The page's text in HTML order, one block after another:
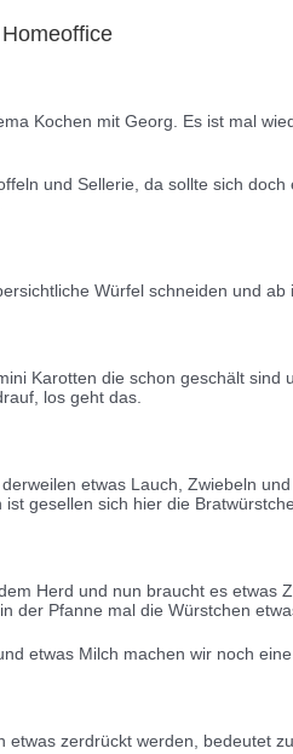
Kochen mit Georg. Es ist mal
und Sellerie, da sollte sich
Würfel schneiden und ab
Karotten die schon geschält
los geht das.
etwas Lauch, Zwiebeln
gesellen sich hier die
Herd und nun braucht es etwas
der Pfanne mal die Würstchen
etwas Milch machen wir noch
etwas zerdrückt werden, bedeutet